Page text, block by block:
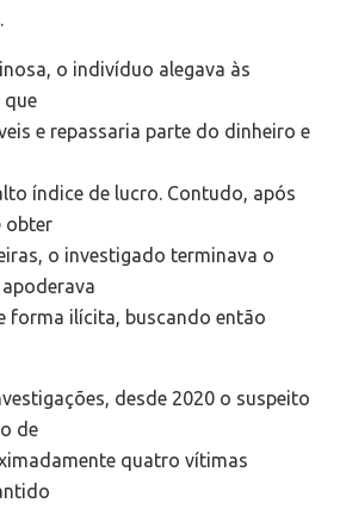
o indivíduo alegava às
que
e repassaria parte do dinheiro e
índice de lucro. Contudo, após
obter
o investigado terminava o
forma ilícita, buscando então
desde 2020 o suspeito
de
quatro vítimas